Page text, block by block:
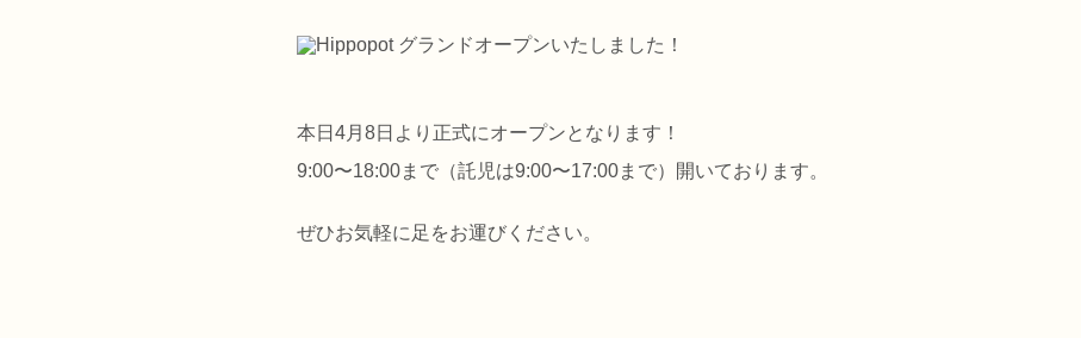
本日4月8日より正式にオープンとなります！
9:00〜18:00まで（託児は9:00〜17:00まで）開いております。
ぜひお気軽に足をお運びください。